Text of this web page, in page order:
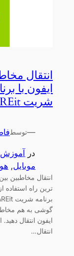
انتقال
شریت SHAREit
—توسط
در آموزش
موبایل,
انتقال مخاطبین
گوشی به هم
ایفون انتقال
انتقال…